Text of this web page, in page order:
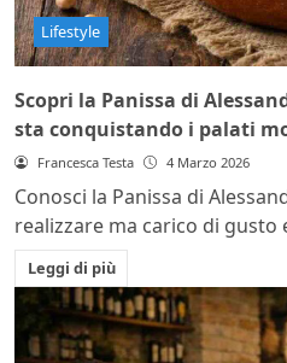
Lifestyle
Scopri la Panissa di
sta conquistando i palati
Francesca Testa 4 Marzo 2026
Conosci la Panissa di
realizzare ma carico di gusto
Leggi di più